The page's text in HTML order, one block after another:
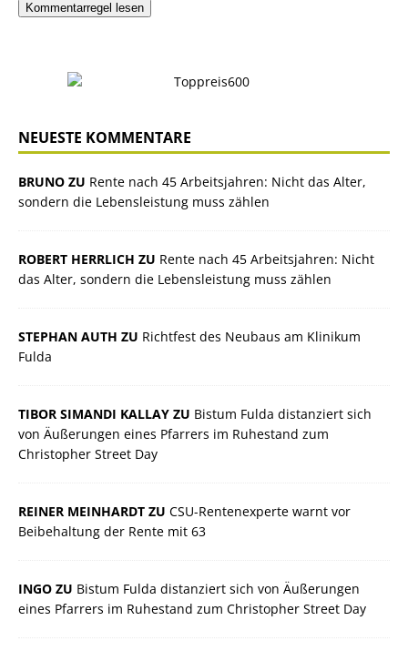
Kommentarregel lesen
NEUESTE KOMMENTARE
BRUNO ZU Rente nach 45 Arbeitsjahren: Nicht das Alter,
sondern die Lebensleistung muss zählen
ROBERT HERRLICH ZU Rente nach 45 Arbeitsjahren: Nicht
das Alter, sondern die Lebensleistung muss zählen
STEPHAN AUTH ZU Richtfest des Neubaus am Klinikum
Fulda
TIBOR SIMANDI KALLAY ZU Bistum Fulda distanziert sich
von Äußerungen eines Pfarrers im Ruhestand zum
Christopher Street Day
REINER MEINHARDT ZU CSU-Rentenexperte warnt vor
Beibehaltung der Rente mit 63
INGO ZU Bistum Fulda distanziert sich von Äußerungen
eines Pfarrers im Ruhestand zum Christopher Street Day